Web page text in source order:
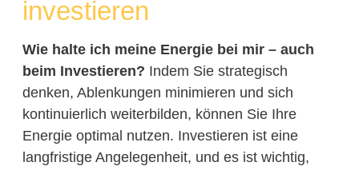
investieren
Wie halte ich meine Energie bei mir – auch
beim Investieren? Indem Sie strategisch
denken, Ablenkungen minimieren und sich
kontinuierlich weiterbilden, können Sie Ihre
Energie optimal nutzen. Investieren ist eine
langfristige Angelegenheit, und es ist wichtig,